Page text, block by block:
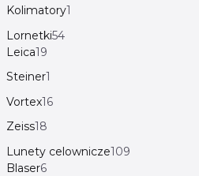
Kolimatory1
Lornetki54
Leica19
Steiner1
Vortex16
Zeiss18
Lunety celownicze109
Blaser6